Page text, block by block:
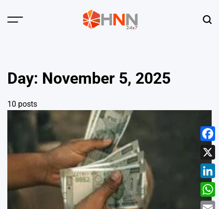
Menu
Day: November 5, 2025
10 posts
X